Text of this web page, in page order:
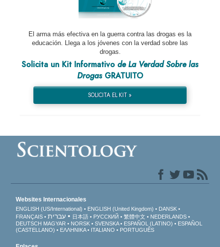
El arma más efectiva en la guerra contra las drogas es la
educación. Llega a los jóvenes con la verdad sobre las
drogas.
Solicita un Kit Informativo de La Verdad Sobre las
DrogasGRATUITO
SOLICITA EL KIT »
Websites Internacionales
ENGLISH (US/International) ENGLISH (United Kingdom)
DANSK
FRANÇAIS
עברית 日本語 РУССКИЙ 繁體中文
NEDERLANDS
DEUTSCH MAGYAR NORSK SVENSKA ESPAÑOL (LATINO)
ESPAÑOL
(CASTELLANO)
ΕΛΛΗΝΙΚA ITALIANO PORTUGUÊS